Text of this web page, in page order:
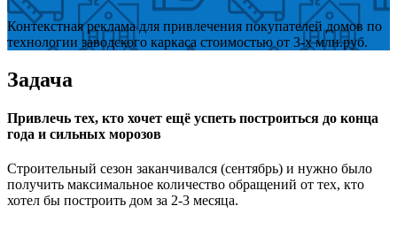
Контекстная реклама для привлечения покупателей домов по
технологии заводского каркаса стоимостью от 3-х млн.руб.
Задача
Привлечь тех, кто хочет ещё успеть построиться до конца
года и сильных морозов
Строительный сезон заканчивался (сентябрь) и нужно было
получить максимальное количество обращений от тех, кто
хотел бы построить дом за 2-3 месяца.